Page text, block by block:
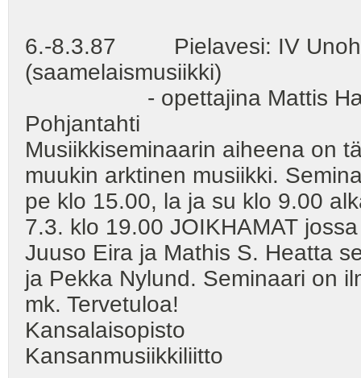
6.-8.3.87 Pielavesi: IV
(saamelaismusiikki)
- opettajina Mattis Hætta,
Pohjantahti
Musiikkiseminaarin aiheena on
muukin arktinen musiikki.
pe klo 15.00, la ja su klo 9.00
7.3. klo 19.00 JOIKHAMAT
Juuso Eira ja Mathis S. Heatta
ja Pekka Nylund. Seminaari on
mk. Tervetuloa!
Kansalaisopisto
Kansanmusiikkiliitto